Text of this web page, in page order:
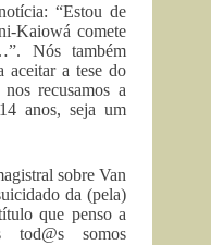
“Estou de
Kaiowá comete
Nós também
aceitar a tese do
recusamos a
anos, seja um
sobre Van
da (pela)
que penso a
tod@s somos